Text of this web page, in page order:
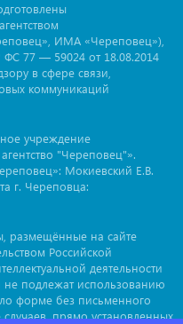
ИМА «Череповец»),
77 — 59024 от 18.08.2014
в сфере связи,
коммуникаций
учреждение
"Череповец"».
Мокиевский Е.В.
г. Череповца:
размещённые на сайте
Российской
деятельности
не подлежат использованию
форме без письменного
прямо установленных